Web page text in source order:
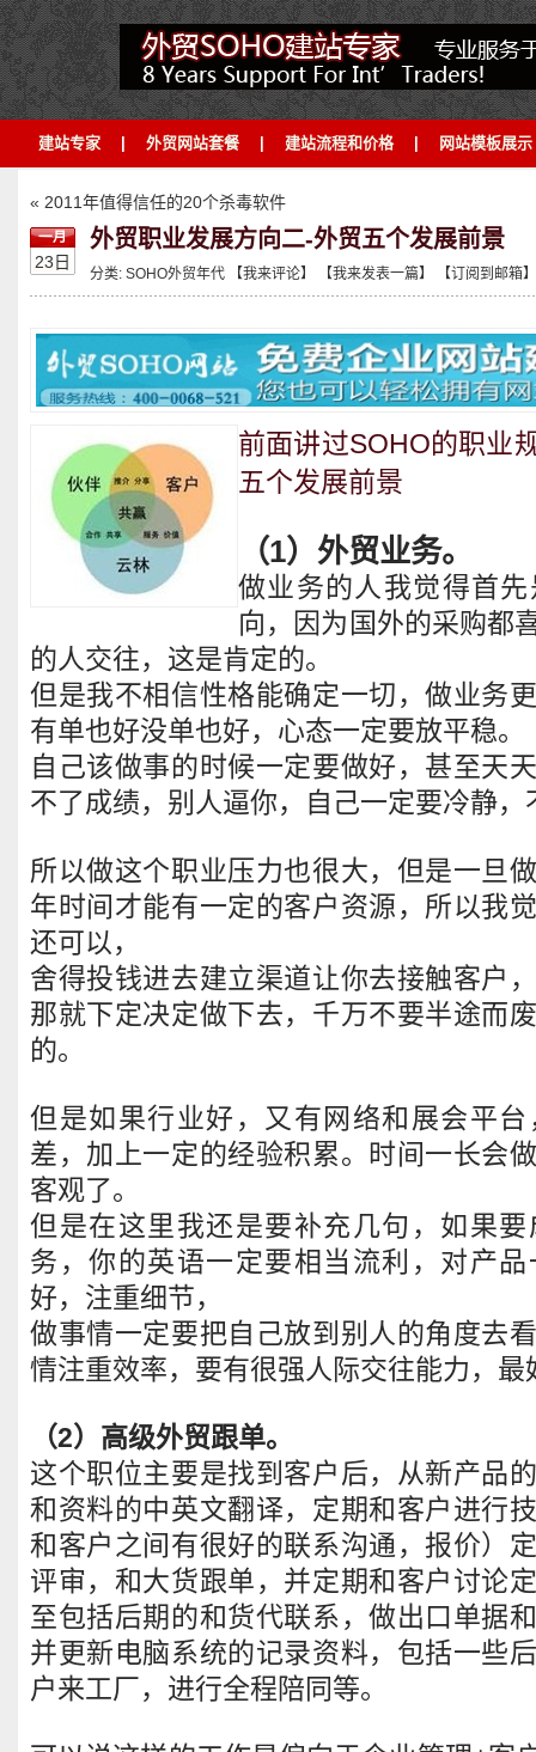
建站专家 外贸网站套餐 建站流程和价格 网站模板展示
« 2011年值得信任的20个杀毒软件
一月
23日
外贸职业发展方向二-外贸五个发展前景
分类: SOHO外贸年代 【我来评论】 【我来发表一篇】 【订阅到邮箱】
前面讲过SOHO的职业
五个发展前景
（1）外贸业务。
做业务的人我觉得首
向，因为国外的采购都
的人交往，这是肯定的。
但是我不相信性格能确定一切，做业务
有单也好没单也好，心态一定要放平稳。
自己该做事的时候一定要做好，甚至天
不了成绩，别人逼你，自己一定要冷静，
所以做这个职业压力也很大，但是一旦
年时间才能有一定的客户资源，所以我
还可以，
舍得投钱进去建立渠道让你去接触客户
那就下定决定做下去，千万不要半途而
的。
但是如果行业好，又有网络和展会平
差，加上一定的经验积累。时间一长会
客观了。
但是在这里我还是要补充几句，如果
务，你的英语一定要相当流利，对产
好，注重细节，
做事情一定要把自己放到别人的角度去
情注重效率，要有很强人际交往能力，
（2）高级外贸跟单。
这个职位主要是找到客户后，从新产品
和资料的中英文翻译，定期和客户进行
和客户之间有很好的联系沟通，报价）
评审，和大货跟单，并定期和客户讨论
至包括后期的和货代联系，做出口单据
并更新电脑系统的记录资料，包括一些
户来工厂，进行全程陪同等。